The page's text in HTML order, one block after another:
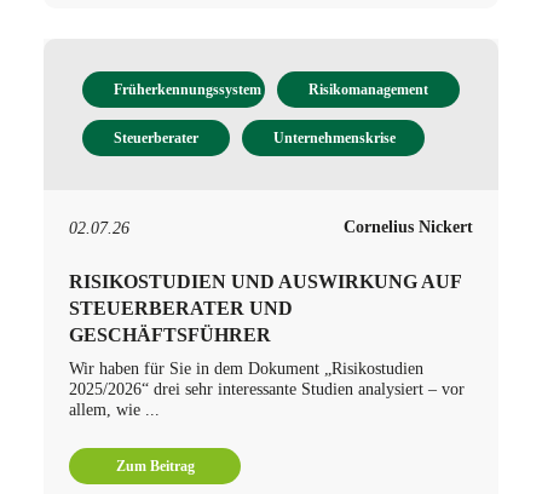
Früherkennungssystem Risikomanagement
Steuerberater Unternehmenskrise
02.07.26 Cornelius Nickert
RISIKOSTUDIEN UND AUSWIRKUNG AUF
STEUERBERATER UND
GESCHÄFTSFÜHRER
Wir haben für Sie in dem Dokument „Risikostudien
2025/2026“ drei sehr interessante Studien analysiert – vor
allem, wie ...
Zum Beitrag